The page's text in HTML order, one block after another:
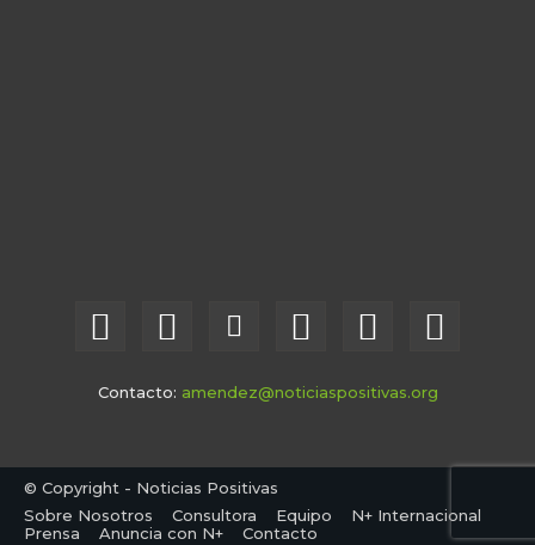
Contacto: amendez@noticiaspositivas.org
© Copyright - Noticias Positivas
Sobre Nosotros
Consultora Equipo
N+ Internacional
Prensa
Anuncia con N+ Contacto